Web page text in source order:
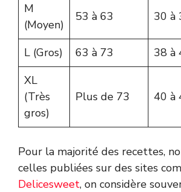
M
(Moyen)
53 à 63 30 à
L (Gros) 63 à 73
38 à
XL
(Très
gros)
Plus de 73 40 à
Pour la majorité des recettes,
celles publiées sur des sites
Delicesweet, on considère